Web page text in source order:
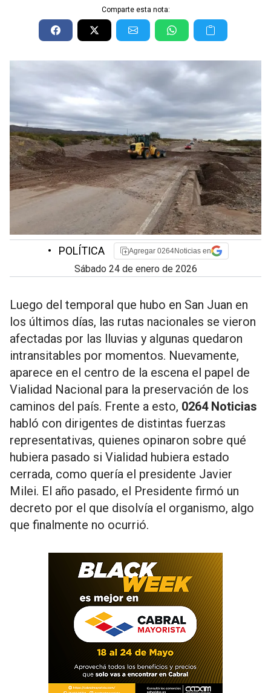
Comparte esta nota:
• POLÍTICA Agregar 0264Noticias en
sábado 24 de enero de 2026
Luego del temporal que hubo en San Juan en
los últimos días, las rutas nacionales se vieron
afectadas por las lluvias y algunas quedaron
intransitables por momentos. Nuevamente,
aparece en el centro de la escena el papel de
Vialidad Nacional para la preservación de los
caminos del país. Frente a esto, 0264 Noticias
habló con dirigentes de distintas fuerzas
representativas, quienes opinaron sobre qué
hubiera pasado si Vialidad hubiera estado
cerrada, como quería el presidente Javier
Milei. El año pasado, el Presidente firmó un
decreto por el que disolvía el organismo, algo
que finalmente no ocurrió.